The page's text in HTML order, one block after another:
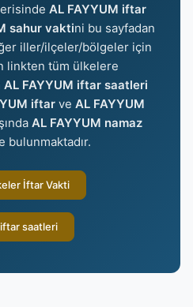
AL FAYYUM iftar
sahur vaktini bu sayfadan
iller/ilçeler/bölgeler için
linkten tüm ülkelere
AL FAYYUM iftar saatleri
iftarve AL FAYYUM
AL FAYYUM namaz
bulunmaktadır.
İftar Vakti
saatleri